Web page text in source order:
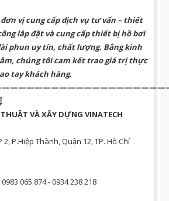
vị cung cấp dịch vụ tư vấn – thiết
lắp đặt và cung cấp thiết bị hồ bơi
phun uy tín, chất lượng. Bằng kinh
chúng tôi cam kết trao giá trị thực
tay khách hàng.
VÀ XÂY DỰNG VINATECH​
2, P.Hiệp Thành, Quận 12, TP. Hồ Chí
065 874 - 0934 238 218